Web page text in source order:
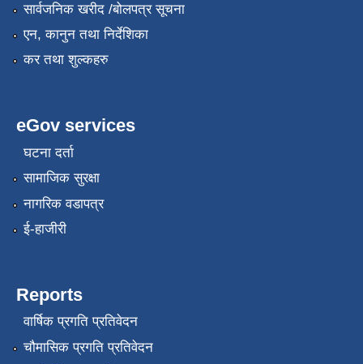
सार्वजनिक खरीद /बोलपत्र सूचना
एन, कानुन तथा निर्देशिका
कर तथा शुल्कहरु
eGov services
घटना दर्ता
सामाजिक सुरक्षा
नागरिक वडापत्र
ई-हाजीरी
Reports
वार्षिक प्रगति प्रतिवेदन
चौमासिक प्रगति प्रतिवेदन